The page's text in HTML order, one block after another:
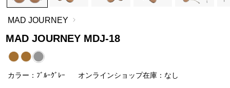
MAD JOURNEY
MAD JOURNEY MDJ-18
カラー：ﾌﾞﾙｰｸﾞﾚｰ オンラインショップ在庫：なし